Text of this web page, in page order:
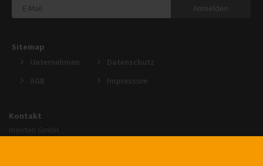
Anmelden
Sitemap
Unternehmen
AGB
Datenschutz
Impressum
Kontakt
menten GmbH